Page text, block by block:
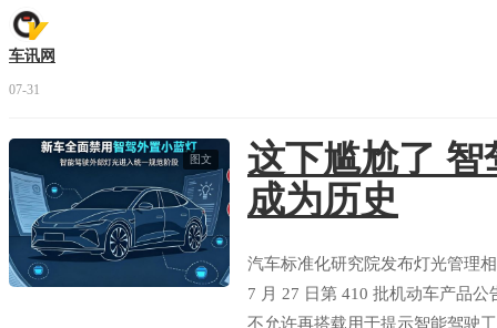
车讯网
07-31
图文
这下尴尬了 智
成为历史
汽车标准化研究院发布灯光管理
7 月 27 日第 410 批机动车产品
不允许再搭载用于提示智能驾驶